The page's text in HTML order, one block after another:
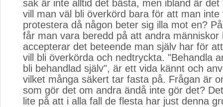
sak är inte alltid det bästa, men ibland är
vill man väl bli överkörd bara för att man inte
protestera då någon beter sig illa mot en?
får man vara beredd på att andra människor
accepterar det beteende man själv har för
vill bli överkörda och nedtryckta. "Behandla
bli behandlad själv", är ett vida kännt och
vilket många säkert tar fasta på. Frågan är
som gör det om andra ändå inte gör det?
lite på att i alla fall de flesta har just denna